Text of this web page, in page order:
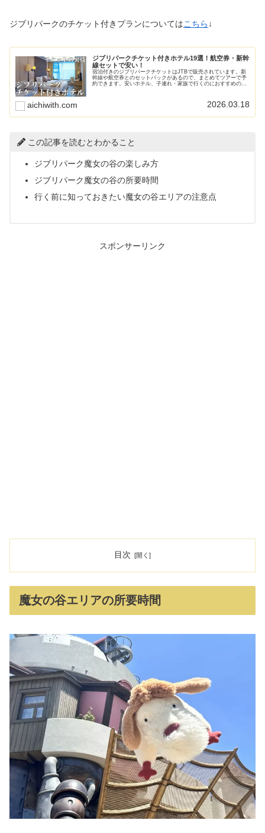
ジブリパークのチケット付きプランについてはこちら ↓
ジブリパークチケット付きホテル19選！航空券・新幹
線セットで安い！
宿泊付きのジブリパークチケットはJTBで販売されています。新
幹線や航空券とのセットパックがあるので、まとめてツアーで予
約できます。安いホテル、子連れ・家族で行くのにおすすめのホ
aichiwith.com 2026.03.18
この記事を読むとわかること
ジブリパーク魔女の谷の楽しみ方
ジブリパーク魔女の谷の所要時間
行く前に知っておきたい魔女の谷エリアの注意点
スポンサーリンク
目次
魔女の谷エリアの所要時間